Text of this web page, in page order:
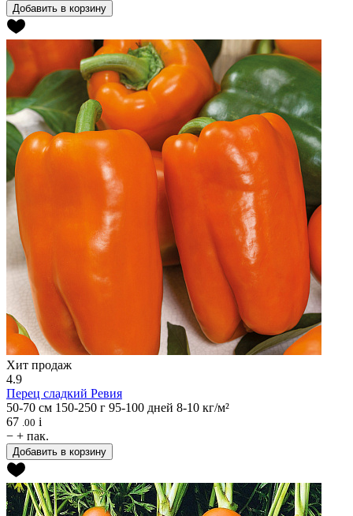
Добавить в корзину
Хит продаж
4.9
Перец сладкий Ревия
50-70 см 150-250 г 95-100 дней 8-10 кг/м²
67 .00 i
− + пак.
Добавить в корзину